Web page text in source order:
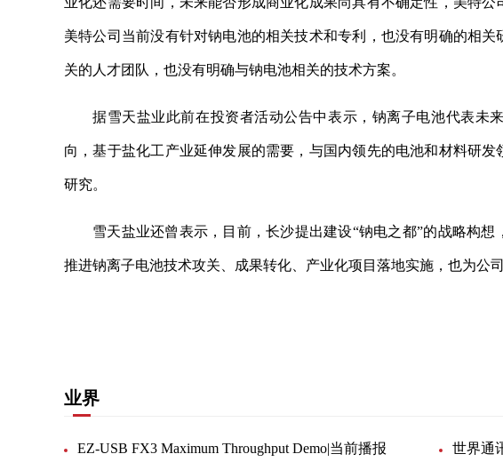
美特公司当前没有针对钠电池的相关技术和专利，也没有明确的相
关的人才团队，也没有明确与钠电池相关的技术方案。
据雪天盐业此前在投资者活动公告中表示，钠离子电池代表未
向，基于盐化工产业延伸发展的需要，与国内领先的电池和材料研
研究。
雪天盐业还曾表示，目前，长沙提出建设“钠电之都”的战略构
推进钠离子电池技术攻关、成果转化、产业化项目落地实施，也为公
业界
EZ-USB FX3 Maximum Throughput Demo|当前播报 世界通